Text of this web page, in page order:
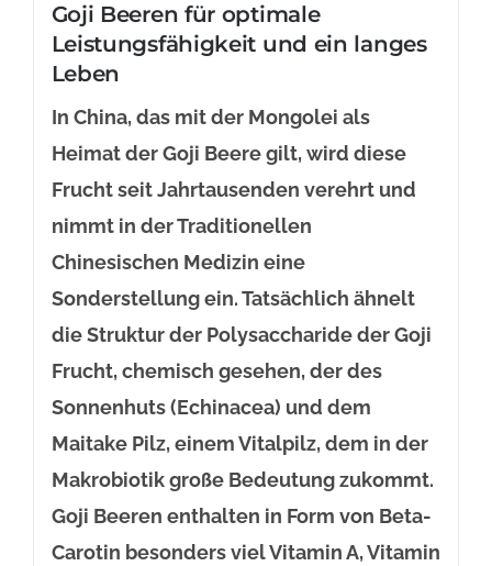
Goji Beeren für optimale
Leistungsfähigkeit und ein langes
Leben
In China, das mit der Mongolei als
Heimat der Goji Beere gilt, wird diese
Frucht seit Jahrtausenden verehrt und
nimmt in der Traditionellen
Chinesischen Medizin eine
Sonderstellung ein. Tatsächlich ähnelt
die Struktur der Polysaccharide der Goji
Frucht, chemisch gesehen, der des
Sonnenhuts (Echinacea) und dem
Maitake Pilz, einem Vitalpilz, dem in der
Makrobiotik große Bedeutung zukommt.
Goji Beeren enthalten in Form von Beta-
Carotin besonders viel Vitamin A, Vitamin